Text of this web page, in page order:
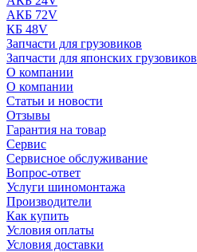
АКБ 72V
КБ 48V
Запчасти для грузовиков
Запчасти для японских грузовиков
О компании
О компании
Статьи и новости
Отзывы
Гарантия на товар
Сервис
Сервисное обслуживание
Вопрос-ответ
Услуги шиномонтажа
Производители
Как купить
Условия оплаты
Условия доставки